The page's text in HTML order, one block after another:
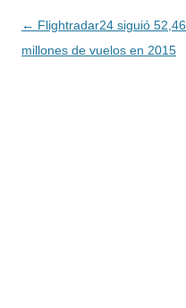
Navegación
de
← Flightradar24 siguió 52,46
millones de vuelos en 2015